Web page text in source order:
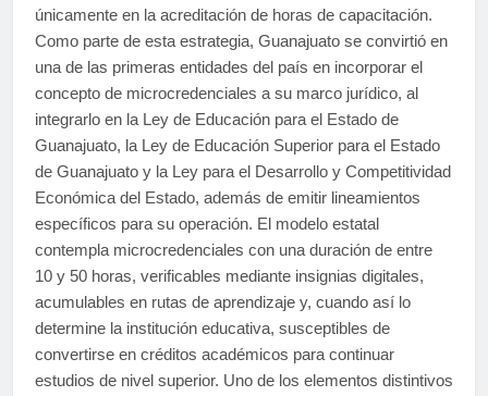
únicamente en la acreditación de horas de capacitación.
Como parte de esta estrategia, Guanajuato se convirtió en
una de las primeras entidades del país en incorporar el
concepto de microcredenciales a su marco jurídico, al
integrarlo en la Ley de Educación para el Estado de
Guanajuato, la Ley de Educación Superior para el Estado
de Guanajuato y la Ley para el Desarrollo y Competitividad
Económica del Estado, además de emitir lineamientos
específicos para su operación. El modelo estatal
contempla microcredenciales con una duración de entre
10 y 50 horas, verificables mediante insignias digitales,
acumulables en rutas de aprendizaje y, cuando así lo
determine la institución educativa, susceptibles de
convertirse en créditos académicos para continuar
estudios de nivel superior. Uno de los elementos distintivos